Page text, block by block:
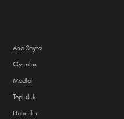
Ana Sayfa
Oyunlar
Modlar
Topluluk
Haberler